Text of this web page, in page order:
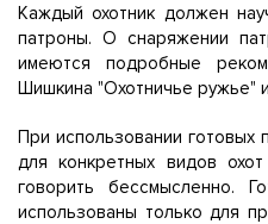
Каждый охотник должен
патроны. О снаряжении
имеются подробные
Шишкина "Охотничье ружье"
При использовании готовых
для конкретных видов
говорить бессмысленно.
использованы только для